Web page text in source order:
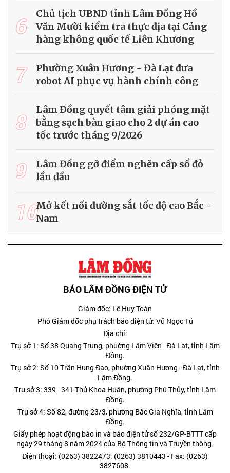
6
Chủ tịch UBND tỉnh Lâm Đồng Hồ
Văn Mười kiểm tra thực địa tại Cảng
hàng không quốc tế Liên Khương
7
Phường Xuân Hương - Đà Lạt đưa
robot AI phục vụ hành chính công
8
Lâm Đồng quyết tâm giải phóng mặt
bằng sạch bàn giao cho 2 dự án cao
tốc trước tháng 9/2026
9
Lâm Đồng gỡ điểm nghẽn cấp sổ đỏ
lần đầu
10Mở kết nối đường sắt tốc độ cao Bắc -
Nam
BÁO LÂM ĐỒNG ĐIỆN TỬ
Giám đốc: Lê Huy Toàn
Phó Giám đốc phụ trách báo điện tử: Vũ Ngọc Tú
Địa chỉ:
Trụ sở 1: Số 38 Quang Trung, phường Lâm Viên - Đà Lạt, tỉnh Lâm
Đồng.
Trụ sở 2: Số 10 Trần Hưng Đạo, phường Xuân Hương - Đà Lạt, tỉnh
Lâm Đồng.
Trụ sở 3: 339 - 341 Thủ Khoa Huân, phường Phú Thủy, tỉnh Lâm
Đồng.
Trụ sở 4: Số 82, đường 23/3, phường Bắc Gia Nghĩa, tỉnh Lâm
Đồng.
Giấy phép hoạt động báo in và báo điện tử số 232/GP-BTTT cấp
ngày 29 tháng 8 năm 2024 của Bộ Thông tin và Truyền thông.
Điện thoại: (0263) 3822473; (0263) 3810443 - Fax: (0263)
3827608.